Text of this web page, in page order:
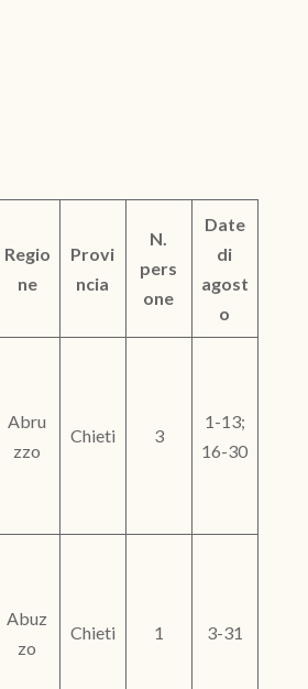
Regio
ne
Provi
ncia
N.
pers
one
Date
di
agost
o
Abru
zzo
Chieti 3
1-13;
16-30
Abuz
zo
Chieti 1 3-31